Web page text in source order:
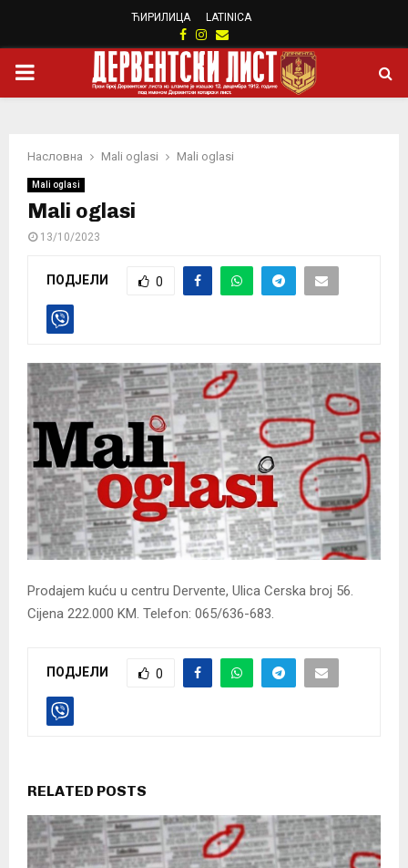
ЋИРИЛИЦА LATINICA
Facebook
Instagram
Email
PRIMARY
Насловна Mali oglasi Mali oglasi
Mali oglasi
Mali oglasi
13/10/2023
ПОДЈЕЛИ 0
Prodajem kuću u centru Dervente, Ulica Cerska broj 56.
Cijena 222.000 KM. Telefon: 065/636-683.
ПОДЈЕЛИ 0
RELATED POSTS